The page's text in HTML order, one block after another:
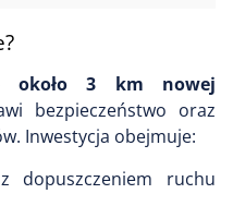
około 3 km nowej
bezpieczeństwo oraz
Inwestycja obejmuje:
z dopuszczeniem ruchu